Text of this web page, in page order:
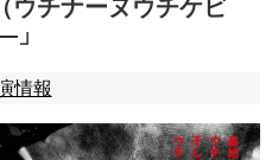
ウチナーヌウチケビ
情報